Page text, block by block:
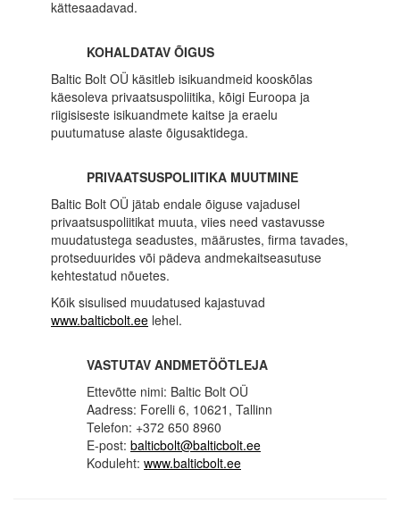
kättesaadavad.
KOHALDATAV ÕIGUS
Baltic Bolt OÜ käsitleb isikuandmeid kooskõlas
käesoleva privaatsuspoliitika, kõigi Euroopa ja
riigisiseste isikuandmete kaitse ja eraelu
puutumatuse alaste õigusaktidega.
PRIVAATSUSPOLIITIKA MUUTMINE
Baltic Bolt OÜ jätab endale õiguse vajadusel
privaatsuspoliitikat muuta, viies need vastavusse
muudatustega seadustes, määrustes, firma tavades,
protseduurides või pädeva andmekaitseasutuse
kehtestatud nõuetes.
Kõik sisulised muudatused kajastuvad
www.balticbolt.ee lehel.
VASTUTAV ANDMETÖÖTLEJA
Ettevõtte nimi: Baltic Bolt OÜ
Aadress: Forelli 6, 10621, Tallinn
Telefon: +372 650 8960
E-post: balticbolt@balticbolt.ee
Koduleht: www.balticbolt.ee